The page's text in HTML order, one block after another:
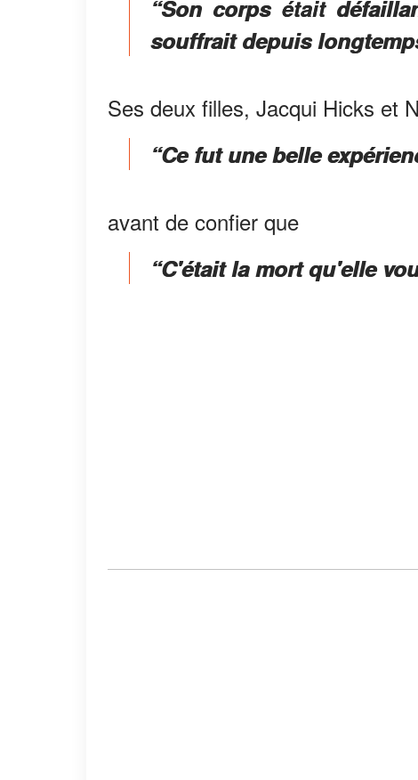
“Son corps était
souffrait depuis
Ses deux filles, Jacqui Hicks et
“Ce fut une belle
avant de confier que
“C'était la mort qu'elle